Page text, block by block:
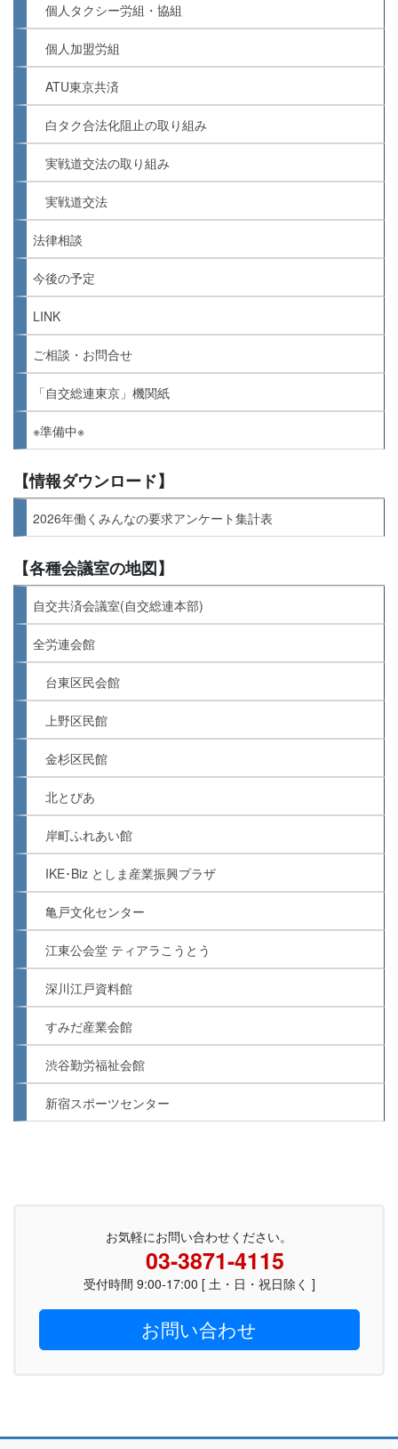
個人タクシー労組・協組
個人加盟労組
ATU東京共済
白タク合法化阻止の取り組み
実戦道交法の取り組み
実戦道交法
法律相談
今後の予定
LINK
ご相談・お問合せ
「自交総連東京」機関紙
※準備中※
【情報ダウンロード】
2026年働くみんなの要求アンケート集計表
【各種会議室の地図】
自交共済会議室(自交総連本部)
全労連会館
台東区民会館
上野区民館
金杉区民館
北とぴあ
岸町ふれあい館
IKE･Biz としま産業振興プラザ
亀戸文化センター
江東公会堂 ティアラこうとう
深川江戸資料館
すみだ産業会館
渋谷勤労福祉会館
新宿スポーツセンター
お気軽にお問い合わせください。
03-3871-4115
受付時間 9:00-17:00 [ 土・日・祝日除く ]
お問い合わせ